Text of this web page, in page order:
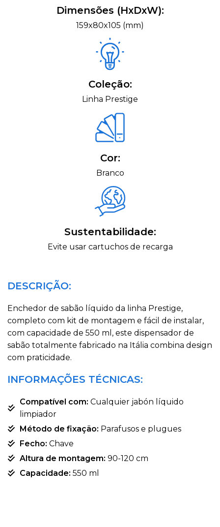
Dimensões (HxDxW):
159x80x105 (mm)
Coleção:
Linha Prestige
Cor:
Branco
Sustentabilidade:
Evite usar cartuchos de recarga
DESCRIÇÃO:
Enchedor de sabão líquido da linha Prestige,
completo com kit de montagem e fácil de instalar,
com capacidade de 550 ml, este dispensador de
sabão totalmente fabricado na Itália combina design
com praticidade.
INFORMAÇÕES TÉCNICAS:
Compatível com: Cualquier jabón líquido
limpiador
Método de fixação: Parafusos e plugues
Fecho: Chave
Altura de montagem: 90-120 cm
Capacidade: 550 ml